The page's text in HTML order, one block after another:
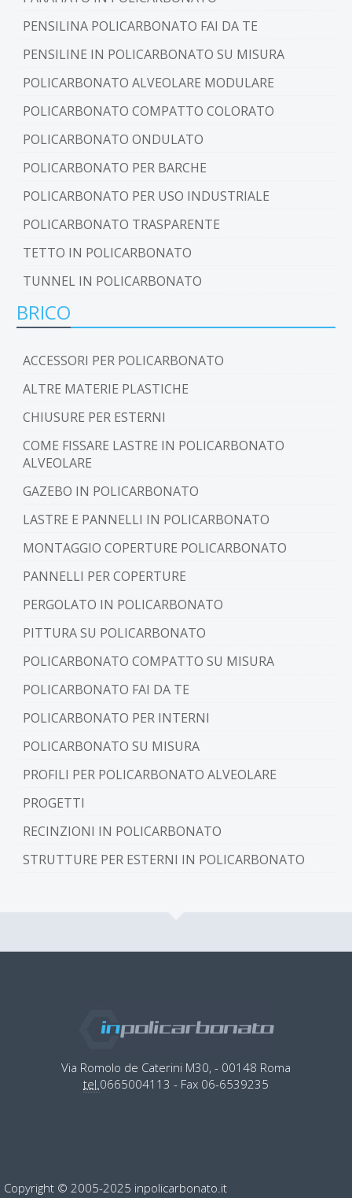
PENSILINA POLICARBONATO FAI DA TE
PENSILINE IN POLICARBONATO SU MISURA
POLICARBONATO ALVEOLARE MODULARE
POLICARBONATO COMPATTO COLORATO
POLICARBONATO ONDULATO
POLICARBONATO PER BARCHE
POLICARBONATO PER USO INDUSTRIALE
POLICARBONATO TRASPARENTE
TETTO IN POLICARBONATO
TUNNEL IN POLICARBONATO
BRICO
ACCESSORI PER POLICARBONATO
ALTRE MATERIE PLASTICHE
CHIUSURE PER ESTERNI
COME FISSARE LASTRE IN POLICARBONATO
ALVEOLARE
GAZEBO IN POLICARBONATO
LASTRE E PANNELLI IN POLICARBONATO
MONTAGGIO COPERTURE POLICARBONATO
PANNELLI PER COPERTURE
PERGOLATO IN POLICARBONATO
PITTURA SU POLICARBONATO
POLICARBONATO COMPATTO SU MISURA
POLICARBONATO FAI DA TE
POLICARBONATO PER INTERNI
POLICARBONATO SU MISURA
PROFILI PER POLICARBONATO ALVEOLARE
PROGETTI
RECINZIONI IN POLICARBONATO
STRUTTURE PER ESTERNI IN POLICARBONATO
Via Romolo de Caterini M30, - 00148 Roma
tel.0665004113 - Fax 06-6539235
Copyright © 2005-2025 inpolicarbonato.it